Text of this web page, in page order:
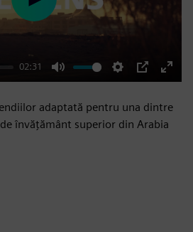
02:31
Mute Settings
PIP
Enter
Play
adaptată pentru una dintre
învățământ superior din Arabia